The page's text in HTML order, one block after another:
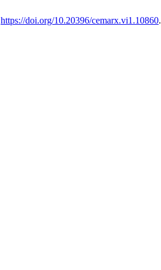
https://doi.org/10.20396/cemarx.vi1.10860.